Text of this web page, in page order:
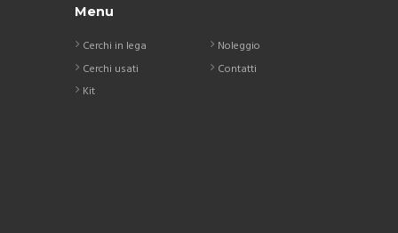
Menu
Cerchi in lega
Cerchi usati
Kit
Noleggio
Contatti